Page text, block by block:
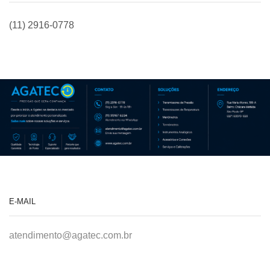
(11) 2916-0778
E-MAIL
atendimento@agatec.com.br